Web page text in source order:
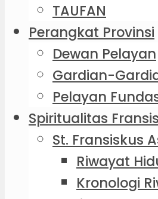
TAUFAN
Perangkat Provinsi
Dewan Pelayan
Gardian-
Pelayan
Spiritualitas
St. Fransiskus
Riwayat
Kronologi